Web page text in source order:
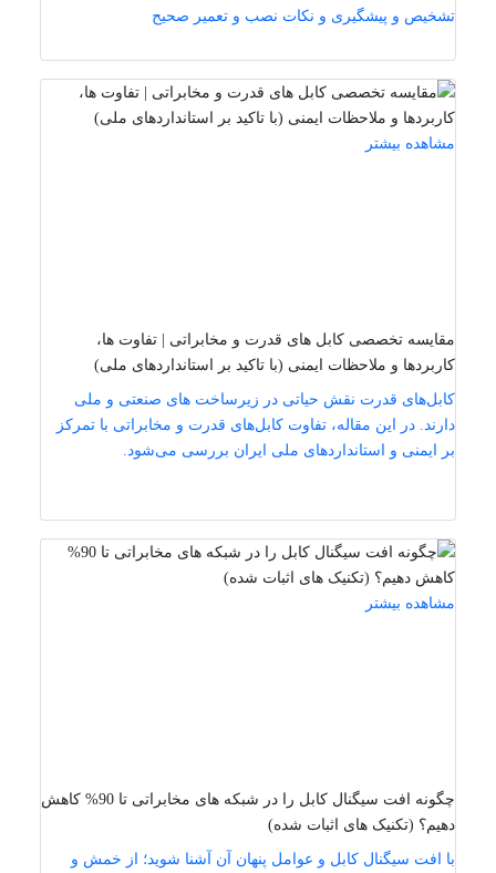
تشخیص و پیشگیری و نکات نصب و تعمیر صحیح
مشاهده بیشتر
مقایسه تخصصی کابل‌ های قدرت و مخابراتی | تفاوت‌ ها،
کاربردها و ملاحظات ایمنی (با تاکید بر استانداردهای ملی)
کابل‌های قدرت نقش حیاتی در زیرساخت‌ های صنعتی و ملی
دارند. در این مقاله، تفاوت کابل‌های قدرت و مخابراتی با تمرکز
بر ایمنی و استانداردهای ملی ایران بررسی می‌شود.
مشاهده بیشتر
چگونه افت سیگنال کابل را در شبکه ‌های مخابراتی تا 90% کاهش
دهیم؟ (تکنیک‌ های اثبات شده)
با افت سیگنال کابل و عوامل پنهان آن آشنا شوید؛ از خمش و